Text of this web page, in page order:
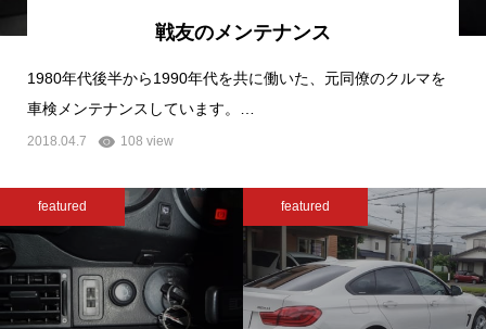
戦友のメンテナンス
1980年代後半から1990年代を共に働いた、元同僚のクルマを
車検メンテナンスしています。…
2018.04.7 108 view
featured featured